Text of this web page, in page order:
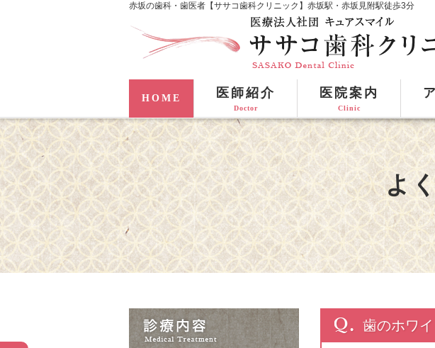
赤坂の歯科・歯医者【ササコ歯科クリニック】赤坂駅・赤坂見附駅徒歩3分
HOME 医師紹介
Doctor
医院案内
Clinic
よ
歯のホワ